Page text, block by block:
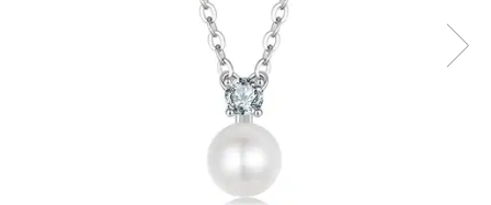
Bijuterii argint placat cu aur
Bijuterii argint cu murano